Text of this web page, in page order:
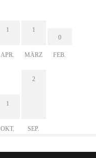
1
APR.
1
MÄRZ
0
FEB.
1
OKT.
2
SEP.